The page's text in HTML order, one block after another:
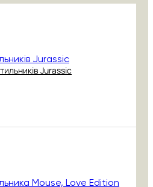
Jurassic